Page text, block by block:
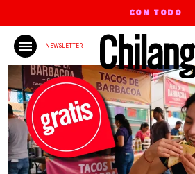
CON TODO
NEWSLETTER